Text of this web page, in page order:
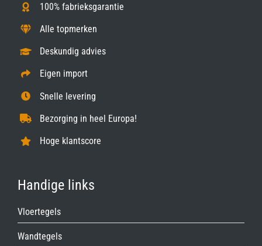
100% fabrieksgarantie
Alle topmerken
Deskundig advies
Eigen import
Snelle levering
Bezorging in heel Europa!
Hoge klantscore
Handige links
Vloertegels
Wandtegels